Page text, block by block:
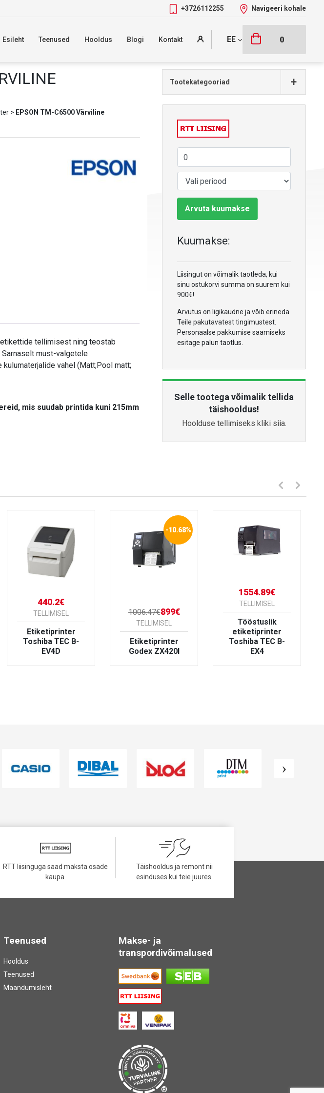
+3726112255 Navigeeri kohale
Esileht Teenused Hooldus Blogi Kontakt EE 0
> EPSON TM-C6500 Värviline
tellimisest ning teostab
must-valgetele
vahel (Matt;Pool matt;
mis suudab printida kuni 215mm
Tootekategooriad +
Arvuta kuumakse
Kuumakse:
Liisingut on võimalik taotleda, kui
sinu ostukorvi summa on suurem kui
900€!
Arvutus on ligikaudne ja võib erineda
Teile pakutavatest tingimustest.
Personaalse pakkumise saamiseks
esitage palun taotlus.
Selle tootega võimalik tellida
täishooldus!
Hoolduse tellimiseks kliki siia.
440.2€
TELLIMISEL
Etiketiprinter
Toshiba TEC B-
EV4D
-10.68%
1006.47€899€
TELLIMISEL
Etiketiprinter
Godex ZX420I
1554.89€
TELLIMISEL
Tööstuslik
etiketiprinter
Toshiba TEC B-
EX4
RTT liisinguga saad maksta osade
kaupa.
Täishooldus ja remont nii
esinduses kui teie juures.
Teenused
Hooldus
Teenused
Maandumisleht
Makse- ja
transpordivõimalused
®